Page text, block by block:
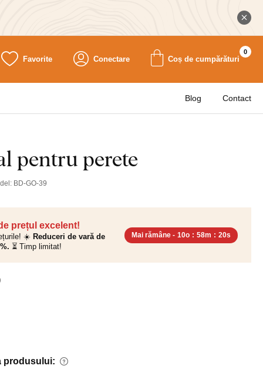
Favorite Conectare Coș de cumpărături
0
Blog Contact
pentru perete
BD-GO-39
prețul excelent!
☀️ Reduceri de vară de
⏳ Timp limitat!
Mai rămâne - 10o : 58m : 18s
produsului: